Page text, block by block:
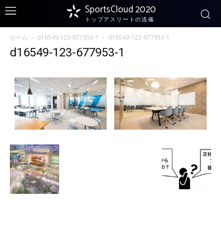
SportsCloud 2020
トップアスリートの流儀
ホーム d16549-123-677953-1 d16549-123-677953-1
d16549-123-677953-1